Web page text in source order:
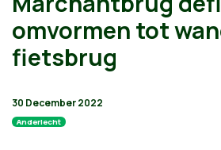
omvormen tot
fietsbrug
30 December 2022
Anderlecht